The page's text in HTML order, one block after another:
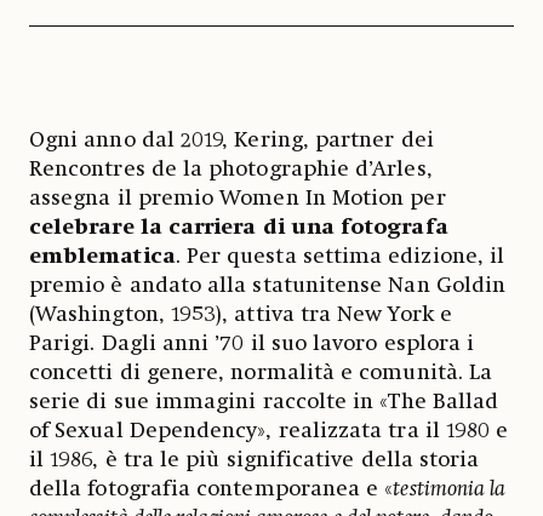
Ogni anno dal 2019, Kering, partner dei
Rencontres de la photographie d’Arles,
assegna il premio Women In Motion per
celebrare la carriera di una fotografa
emblematica. Per questa settima edizione, il
premio è andato alla statunitense Nan Goldin
(Washington, 1953), attiva tra New York e
Parigi. Dagli anni ’70 il suo lavoro esplora i
concetti di genere, normalità e comunità. La
serie di sue immagini raccolte in «The Ballad
of Sexual Dependency», realizzata tra il 1980 e
il 1986, è tra le più significative della storia
della fotografia contemporanea e «testimonia la